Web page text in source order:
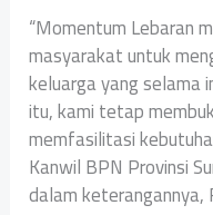
“Momentum Lebaran
masyarakat untuk
keluarga yang selama
itu, kami tetap
memfasilitasi
Kanwil BPN Provinsi
dalam